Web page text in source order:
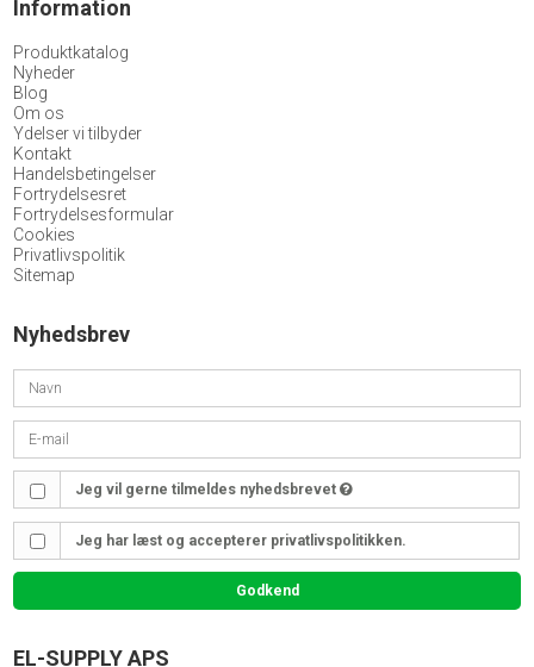
Information
Produktkatalog
Nyheder
Blog
Om os
Ydelser vi tilbyder
Kontakt
Handelsbetingelser
Fortrydelsesret
Fortrydelsesformular
Cookies
Privatlivspolitik
Sitemap
Nyhedsbrev
Jeg vil gerne tilmeldes nyhedsbrevet
Jeg har læst og accepterer privatlivspolitikken.
Godkend
EL-SUPPLY APS